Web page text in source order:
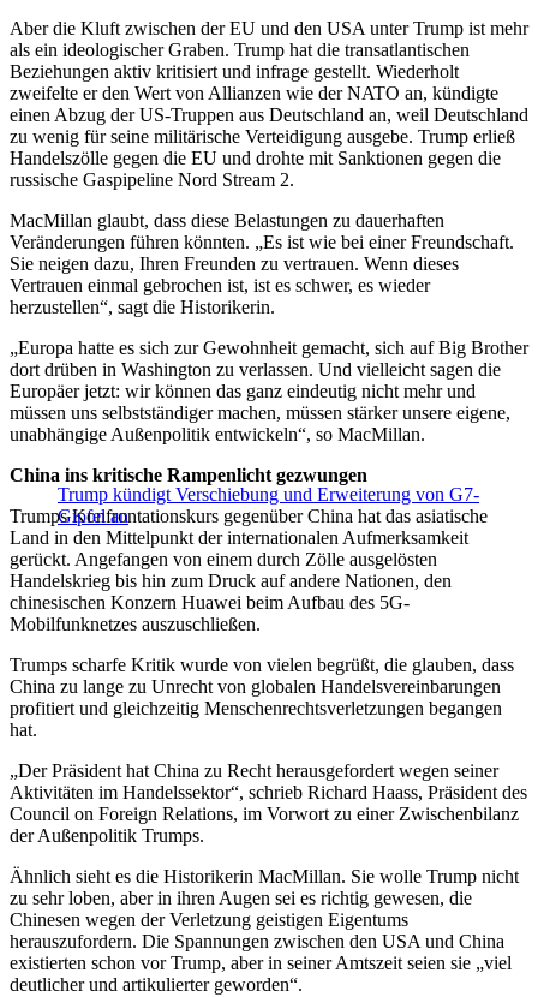
Aber die Kluft zwischen der EU und den USA unter Trump ist mehr
als ein ideologischer Graben. Trump hat die transatlantischen
Beziehungen aktiv kritisiert und infrage gestellt. Wiederholt
zweifelte er den Wert von Allianzen wie der NATO an, kündigte
einen Abzug der US-Truppen aus Deutschland an, weil Deutschland
zu wenig für seine militärische Verteidigung ausgebe. Trump erließ
Handelszölle gegen die EU und drohte mit Sanktionen gegen die
russische Gaspipeline Nord Stream 2.
MacMillan glaubt, dass diese Belastungen zu dauerhaften
Veränderungen führen könnten. „Es ist wie bei einer Freundschaft.
Sie neigen dazu, Ihren Freunden zu vertrauen. Wenn dieses
Vertrauen einmal gebrochen ist, ist es schwer, es wieder
herzustellen“, sagt die Historikerin.
„Europa hatte es sich zur Gewohnheit gemacht, sich auf Big Brother
dort drüben in Washington zu verlassen. Und vielleicht sagen die
Europäer jetzt: wir können das ganz eindeutig nicht mehr und
müssen uns selbstständiger machen, müssen stärker unsere eigene,
unabhängige Außenpolitik entwickeln“, so MacMillan.
Trump kündigt Verschiebung und Erweiterung von G7-
Gipfel an
China ins kritische Rampenlicht gezwungen
Trumps Konfrontationskurs gegenüber China hat das asiatische
Land in den Mittelpunkt der internationalen Aufmerksamkeit
gerückt. Angefangen von einem durch Zölle ausgelösten
Handelskrieg bis hin zum Druck auf andere Nationen, den
chinesischen Konzern Huawei beim Aufbau des 5G-
Mobilfunknetzes auszuschließen.
Trumps scharfe Kritik wurde von vielen begrüßt, die glauben, dass
China zu lange zu Unrecht von globalen Handelsvereinbarungen
profitiert und gleichzeitig Menschenrechtsverletzungen begangen
hat.
„Der Präsident hat China zu Recht herausgefordert wegen seiner
Aktivitäten im Handelssektor“, schrieb Richard Haass, Präsident des
Council on Foreign Relations, im Vorwort zu einer Zwischenbilanz
der Außenpolitik Trumps.
Ähnlich sieht es die Historikerin MacMillan. Sie wolle Trump nicht
zu sehr loben, aber in ihren Augen sei es richtig gewesen, die
Chinesen wegen der Verletzung geistigen Eigentums
herauszufordern. Die Spannungen zwischen den USA und China
existierten schon vor Trump, aber in seiner Amtszeit seien sie „viel
deutlicher und artikulierter geworden“.